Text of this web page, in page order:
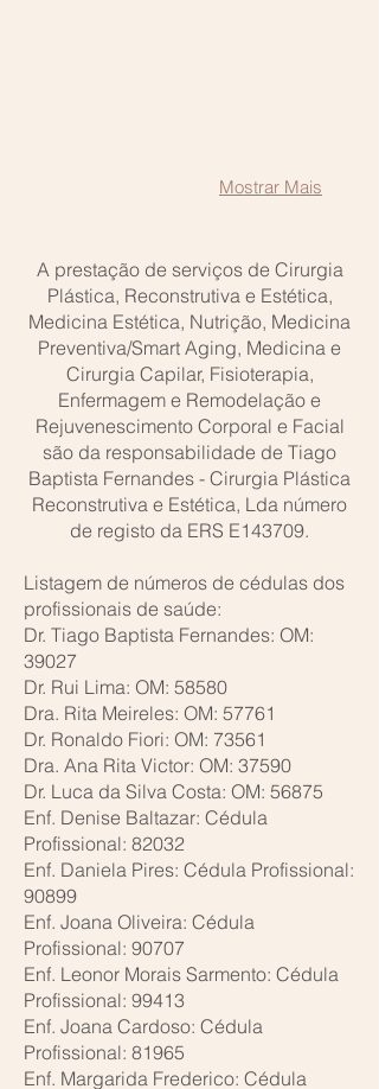
Mostrar Mais
A prestação de serviços de Cirurgia
Plástica, Reconstrutiva e Estética,
Medicina Estética, Nutrição, Medicina
Preventiva/Smart Aging, Medicina e
Cirurgia Capilar, Fisioterapia,
Enfermagem e Remodelação e
Rejuvenescimento Corporal e Facial
são da responsabilidade de Tiago
Baptista Fernandes - Cirurgia Plástica
Reconstrutiva e Estética, Lda número
de registo da ERS E143709.
Listagem de números de cédulas dos
profissionais de saúde:
Dr. Tiago Baptista Fernandes: OM:
39027
Dr. Rui Lima: OM: 58580
Dra. Rita Meireles: OM: 57761
Dr. Ronaldo Fiori: OM: 73561
Dra. Ana Rita Victor: OM: 37590
Dr. Luca da Silva Costa: OM: 56875
Enf. Denise Baltazar: Cédula
Profissional: 82032
Enf. Daniela Pires: Cédula Profissional:
90899
Enf. Joana Oliveira: Cédula
Profissional: 90707
Enf. Leonor Morais Sarmento: Cédula
Profissional: 99413
Enf. Joana Cardoso: Cédula
Profissional: 81965
Enf. Margarida Frederico: Cédula